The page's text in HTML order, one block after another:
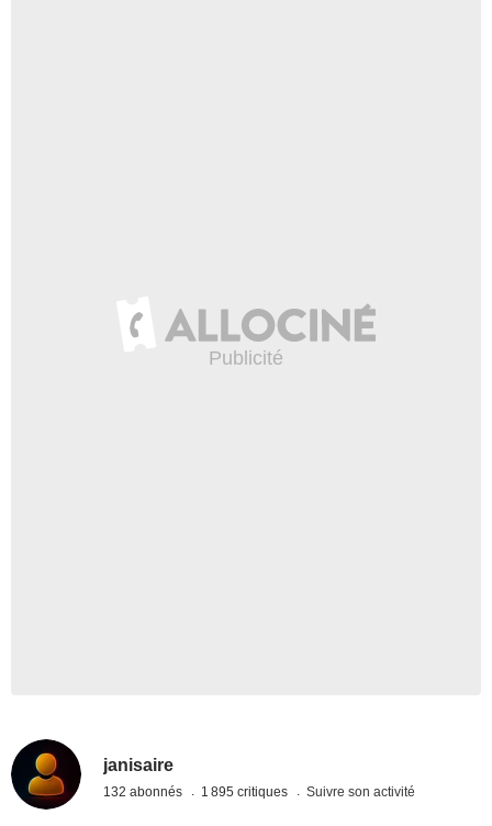
janisaire
132 abonnés 1 895 critiques Suivre son activité